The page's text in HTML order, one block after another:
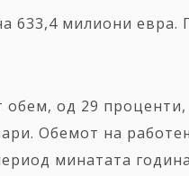
633,4 милиони евра.
обем, од 29
Обемот на
минатата